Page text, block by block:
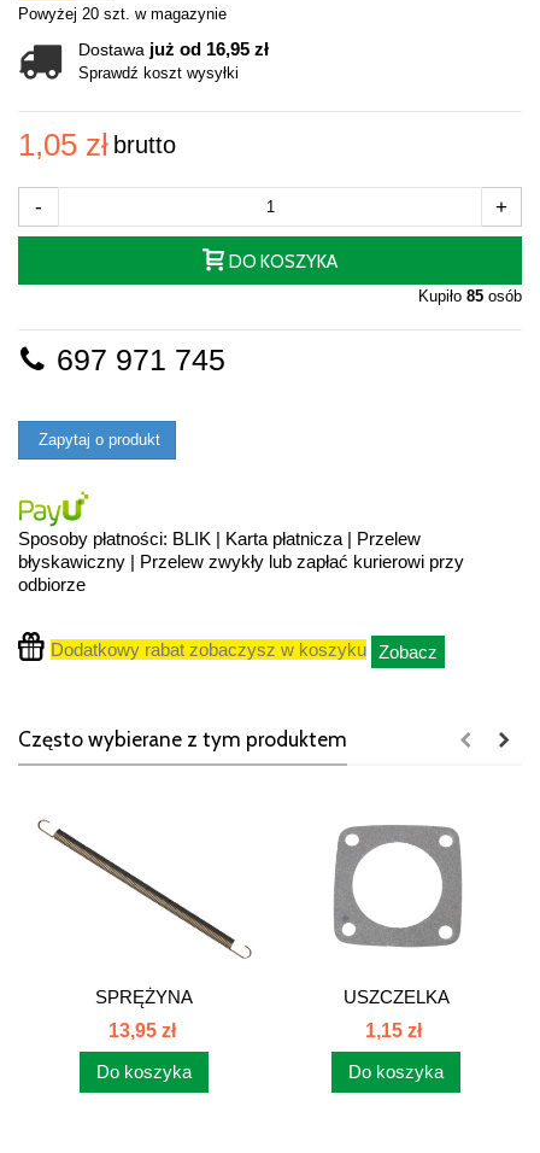
Powyżej 20 szt. w magazynie
Dostawa już od 16,95 zł
Sprawdź koszt wysyłki
1,05 zł brutto
- +
DO KOSZYKA
Kupiło 85 osób
697 971 745
Zapytaj o produkt
Sposoby płatności: BLIK | Karta płatnicza | Przelew
błyskawiczny | Przelew zwykły lub zapłać kurierowi przy
odbiorze
Dodatkowy rabat zobaczysz w koszyku Zobacz
Często wybierane z tym produktem
SPRĘŻYNA
MASKOWNICY...
13,95 zł
Do koszyka
USZCZELKA
TERMOSTATU BIZON
PL600968
1,15 zł
Do koszyka